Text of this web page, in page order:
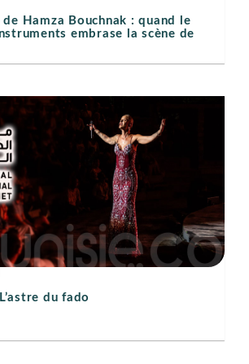
de Hamza Bouchnak : quand le
embrase la scène de
du fado